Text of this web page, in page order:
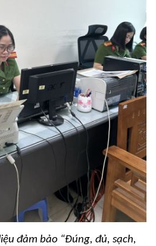
đảm bảo “Đúng, đủ, sạch,